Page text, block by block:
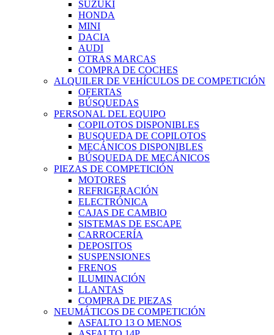
SUZUKI
HONDA
MINI
DACIA
AUDI
OTRAS MARCAS
COMPRA DE COCHES
ALQUILER DE VEHÍCULOS DE COMPETICIÓN
OFERTAS
BÚSQUEDAS
PERSONAL DEL EQUIPO
COPILOTOS DISPONIBLES
BUSQUEDA DE COPILOTOS
MECÁNICOS DISPONIBLES
BÚSQUEDA DE MECÁNICOS
PIEZAS DE COMPETICIÓN
MOTORES
REFRIGERACIÓN
ELECTRÓNICA
CAJAS DE CAMBIO
SISTEMAS DE ESCAPE
CARROCERÍA
DEPOSITOS
SUSPENSIONES
FRENOS
ILUMINACIÓN
LLANTAS
COMPRA DE PIEZAS
NEUMÁTICOS DE COMPETICIÓN
ASFALTO 13 O MENOS